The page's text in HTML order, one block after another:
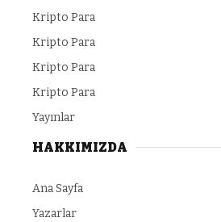
Kripto Para
Kripto Para
Kripto Para
Kripto Para
Yayınlar
HAKKIMIZDA
Ana Sayfa
Yazarlar